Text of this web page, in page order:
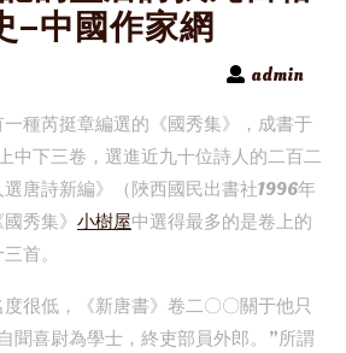
–中國作家網
admin
種芮挺章編選的《國秀集》，成書于
中下三卷，選進近九十位詩人的二百二
唐詩新編》（陜西國民出書社1996年
秀集》 小樹屋中選得最多的是卷上的
首。
很低，《新唐書》卷二〇〇關于他只
聞喜尉為學士，終吏部員外郎。”所謂